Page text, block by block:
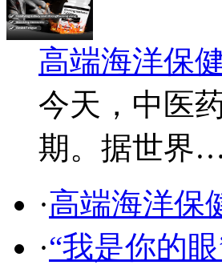
高端海洋保
今天，中医
期。据世界…
·高端海洋保
·“我是你的